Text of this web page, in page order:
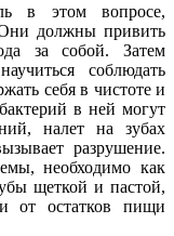
в этом вопросе,
должны привить
за собой. Затем
соблюдать
себя в чистоте и
в ней могут
налет на зубах
разрушение.
необходимо как
щеткой и пастой,
от остатков пищи